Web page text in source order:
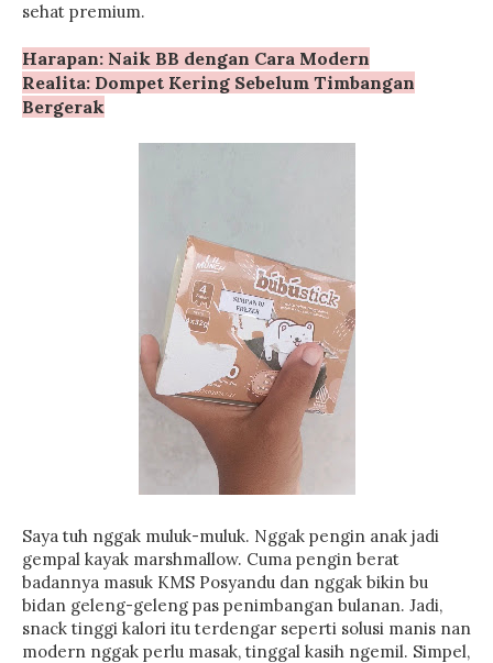
sehat premium.
Harapan: Naik BB dengan Cara Modern
Realita: Dompet Kering Sebelum Timbangan
Bergerak
Saya tuh nggak muluk-muluk. Nggak pengin anak jadi
gempal kayak marshmallow. Cuma pengin berat
badannya masuk KMS Posyandu dan nggak bikin bu
bidan geleng-geleng pas penimbangan bulanan. Jadi,
snack tinggi kalori itu terdengar seperti solusi manis nan
modern nggak perlu masak, tinggal kasih ngemil. Simpel,